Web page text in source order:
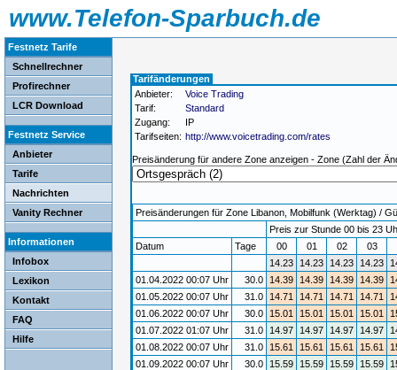
www.Telefon-Sparbuch.de
Festnetz Tarife
Schnellrechner
Profirechner
LCR Download
Festnetz Service
Anbieter
Tarife
Nachrichten
Vanity Rechner
Informationen
Infobox
Lexikon
Kontakt
FAQ
Hilfe
Tarifänderungen
Anbieter:
Voice Trading
Tarif:
Standard
Zugang:
IP
Tarifseiten: http://www.voicetrading.com/rates
Preisänderung für andere Zone anzeigen - Zone (Zahl der
Preisänderungen für Zone Libanon, Mobilfunk (Werktag) /
Preis zur Stunde 00 bis 23
Datum
Tage 00 01 02 03
14.23
14.23 14.23 14.23
01.04.2022 00:07 Uhr
30.0 14.39 14.39 14.39 14.39
01.05.2022 00:07 Uhr
31.0 14.71 14.71 14.71 14.71
01.06.2022 00:07 Uhr
30.0 15.01 15.01 15.01 15.01
01.07.2022 01:07 Uhr
31.0 14.97 14.97 14.97 14.97
01.08.2022 00:07 Uhr
31.0 15.61 15.61 15.61 15.61
01.09.2022 00:07 Uhr
30.0 15.59 15.59 15.59 15.59